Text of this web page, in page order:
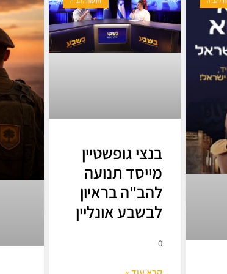
בנצי גופשטיין
מייסד תנועה
להב"ה בראיון
לבשבע אונליין
0